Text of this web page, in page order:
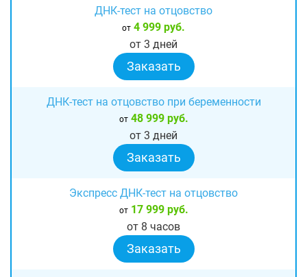
ДНК-тест на отцовство
от 4 999 руб.
от 3 дней
Заказать
ДНК-тест на отцовство при беременности
от48 999 руб.
от 3 дней
Заказать
Экспресс ДНК-тест на отцовство
от17 999 руб.
от 8 часов
Заказать